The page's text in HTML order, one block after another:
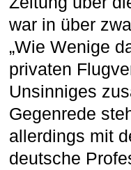
war in über
„Wie Wenige
privaten
Unsinniges
Gegenrede
allerdings mit
deutsche